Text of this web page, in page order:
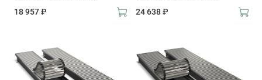
18 957 ₽
24 638 ₽